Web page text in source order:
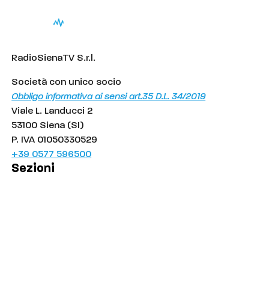
RadioSienaTV S.r.l.
Società con unico socio
Obbligo informativa ai sensi art.35 D.L. 34/2019
Viale L. Landucci 2
53100 Siena (SI)
P. IVA 01050330529
+39 0577 596500
Sezioni